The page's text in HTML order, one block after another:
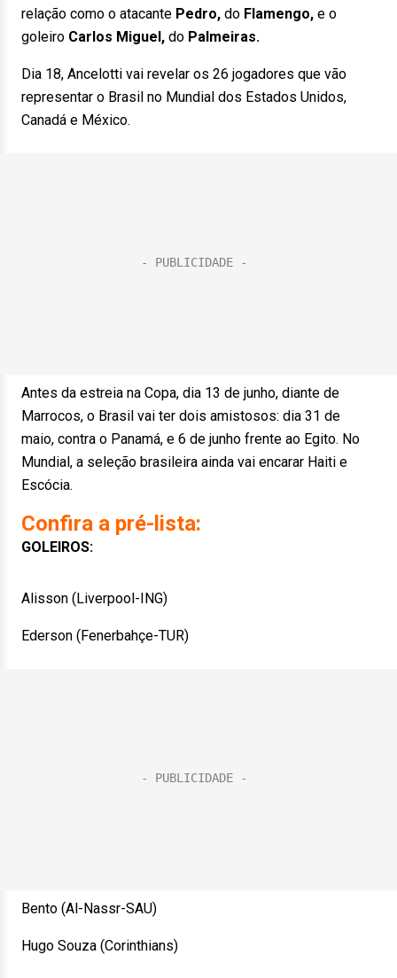
relação como o atacante Pedro, do Flamengo, e o
goleiro Carlos Miguel, do Palmeiras.
Dia 18, Ancelotti vai revelar os 26 jogadores que vão
representar o Brasil no Mundial dos Estados Unidos,
Canadá e México.
Antes da estreia na Copa, dia 13 de junho, diante de
Marrocos, o Brasil vai ter dois amistosos: dia 31 de
maio, contra o Panamá, e 6 de junho frente ao Egito. No
Mundial, a seleção brasileira ainda vai encarar Haiti e
Escócia.
Confira a pré-lista:
GOLEIROS:
Alisson (Liverpool-ING)
Ederson (Fenerbahçe-TUR)
Bento (Al-Nassr-SAU)
Hugo Souza (Corinthians)